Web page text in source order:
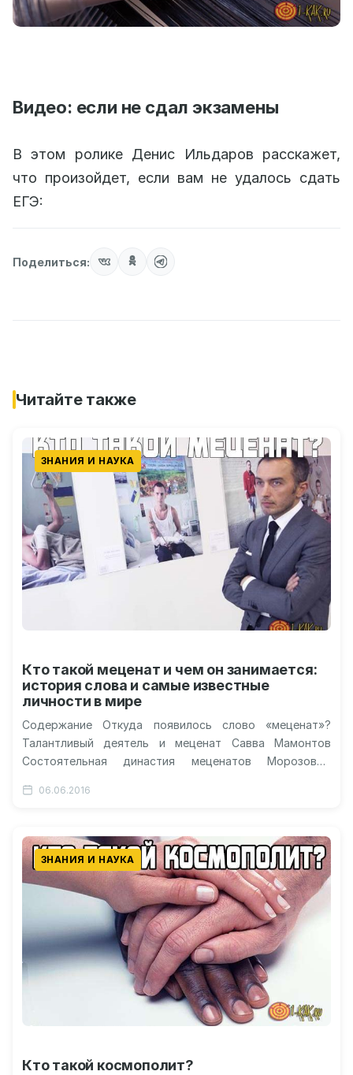
Видео: если не сдал экзамены
В этом ролике Денис Ильдаров расскажет,
что произойдет, если вам не удалось сдать
ЕГЭ:
Поделиться:
Читайте также
ЗНАНИЯ И НАУКА
Кто такой меценат и чем он занимается:
история слова и самые известные
личности в мире
Содержание Откуда появилось слово «меценат»?
Талантливый деятель и меценат Савва Мамонтов
Состоятельная династия меценатов Морозовых
династия меценатов Рябушинских Видео о
06.06.2016
ЗНАНИЯ И НАУКА
Кто такой космополит?